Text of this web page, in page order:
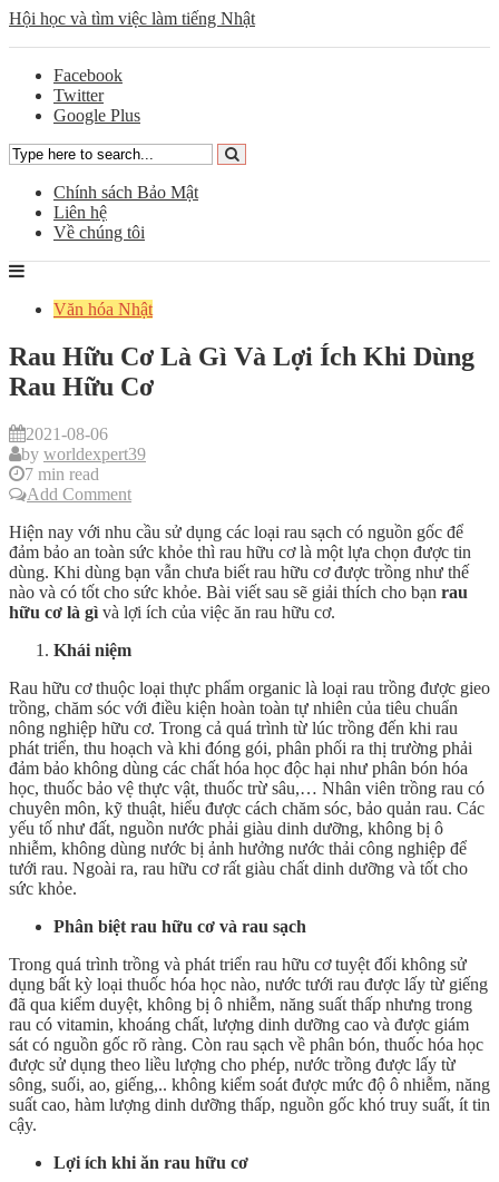
Hội học và tìm việc làm tiếng Nhật
Facebook
Twitter
Google Plus
Chính sách Bảo Mật
Liên hệ
Về chúng tôi
Văn hóa Nhật
Rau Hữu Cơ Là Gì Và Lợi Ích Khi Dùng
Rau Hữu Cơ
2021-08-06
by worldexpert39
7 min read
Add Comment
Hiện nay với nhu cầu sử dụng các loại rau sạch có nguồn gốc để
đảm bảo an toàn sức khỏe thì rau hữu cơ là một lựa chọn được tin
dùng. Khi dùng bạn vẫn chưa biết rau hữu cơ được trồng như thế
nào và có tốt cho sức khỏe. Bài viết sau sẽ giải thích cho bạn rau
hữu cơ là gì và lợi ích của việc ăn rau hữu cơ.
Khái niệm
Rau hữu cơ thuộc loại thực phẩm organic là loại rau trồng được gieo
trồng, chăm sóc với điều kiện hoàn toàn tự nhiên của tiêu chuẩn
nông nghiệp hữu cơ. Trong cả quá trình từ lúc trồng đến khi rau
phát triển, thu hoạch và khi đóng gói, phân phối ra thị trường phải
đảm bảo không dùng các chất hóa học độc hại như phân bón hóa
học, thuốc bảo vệ thực vật, thuốc trừ sâu,… Nhân viên trồng rau có
chuyên môn, kỹ thuật, hiểu được cách chăm sóc, bảo quản rau. Các
yếu tố như đất, nguồn nước phải giàu dinh dưỡng, không bị ô
nhiễm, không dùng nước bị ảnh hưởng nước thải công nghiệp để
tưới rau. Ngoài ra, rau hữu cơ rất giàu chất dinh dưỡng và tốt cho
sức khỏe.
Phân biệt rau hữu cơ và rau sạch
Trong quá trình trồng và phát triển rau hữu cơ tuyệt đối không sử
dụng bất kỳ loại thuốc hóa học nào, nước tưới rau được lấy từ giếng
đã qua kiểm duyệt, không bị ô nhiễm, năng suất thấp nhưng trong
rau có vitamin, khoáng chất, lượng dinh dưỡng cao và được giám
sát có nguồn gốc rõ ràng. Còn rau sạch về phân bón, thuốc hóa học
được sử dụng theo liều lượng cho phép, nước trồng được lấy từ
sông, suối, ao, giếng,.. không kiểm soát được mức độ ô nhiễm, năng
suất cao, hàm lượng dinh dưỡng thấp, nguồn gốc khó truy suất, ít tin
cậy.
Lợi ích khi ăn rau hữu cơ